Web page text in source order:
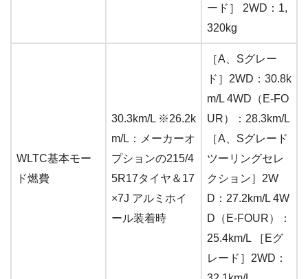
ード］ 2WD：1,
320kg
WLTC基本モー
ド燃費
30.3km/L ※26.2k
m/L：メーカーオ
プションの215/4
5R17タイヤ＆17
×7J アルミホイ
ール装着時
［A、Sグレー
ド］2WD：30.8k
m/L 4WD（E-FO
UR）：28.3km/L
［A、Sグレード
ツーリングセレ
クション］2W
D：27.2km/L 4W
D（E-FOUR）：
25.4km/L ［Eグ
レード］2WD：